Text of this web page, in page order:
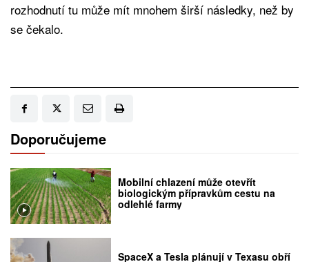
rozhodnutí tu může mít mnohem širší následky, než by
se čekalo.
Doporučujeme
Mobilní chlazení může otevřít
biologickým přípravkům cestu na
odlehlé farmy
SpaceX a Tesla plánují v Texasu obří